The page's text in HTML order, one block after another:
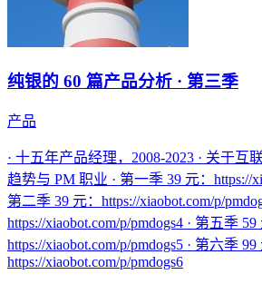
纯银的 60 篇产品分析 · 第三季
产品
· 十五年产品经理，2008-2023 · 关于互
趋势与 PM 职业 · 第一季 39 元：https://
第二季 39 元：https://xiaobot.com/p/
https://xiaobot.com/p/pmdogs4 · 第五季 59
https://xiaobot.com/p/pmdogs5 · 第六季
https://xiaobot.com/p/pmdogs6